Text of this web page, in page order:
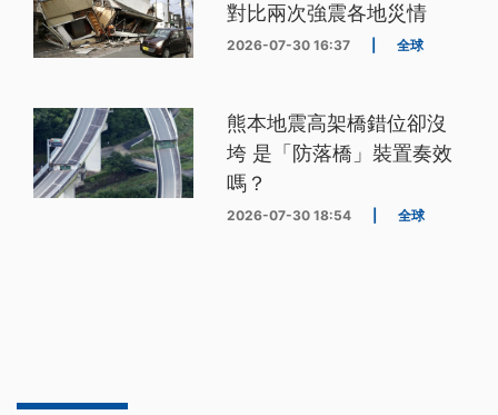
對比兩次強震各地災情
2026-07-30 16:37 全球
熊本地震高架橋錯位卻沒
垮 是「防落橋」裝置奏效
嗎？
2026-07-30 18:54 全球